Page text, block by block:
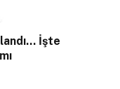
İşte